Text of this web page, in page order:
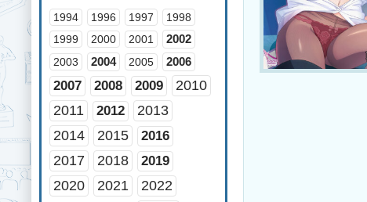
1994 1996 1997
1998
1999
2000 2001 2002
2003 2004 2005 2006
2007 2008 2009
2010
2011
2012
2013
2014
2015 2016
2017 2018 2019
2020 2021
2022